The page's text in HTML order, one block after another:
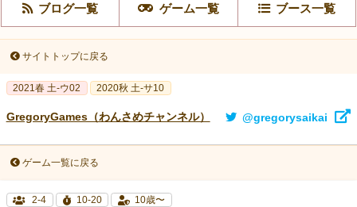
ブログ一覧 ゲーム一覧 ブース一覧
サイトトップに戻る
2021春 土-ウ02 2020秋 土-サ10
GregoryGames（わんさめチャンネル） @gregorysaikai
ゲーム一覧に戻る
2-4 10-20 10歳〜